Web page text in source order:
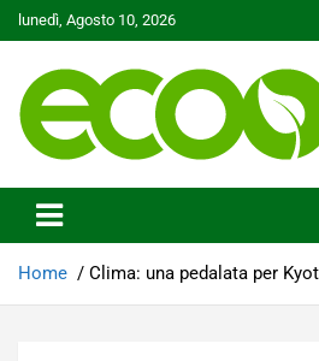
Skip
to
lunedì, Agosto 10, 2026
Ecoo.it
Home Clima: una pedalata per